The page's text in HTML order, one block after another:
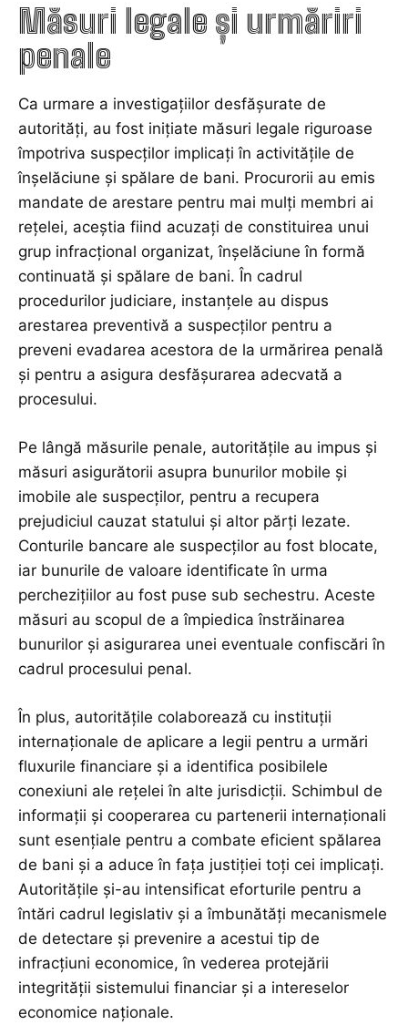
Măsuri legale și urmăriri
penale
Ca urmare a investigațiilor desfășurate de
autorități, au fost inițiate măsuri legale riguroase
împotriva suspecților implicați în activitățile de
înșelăciune și spălare de bani. Procurorii au emis
mandate de arestare pentru mai mulți membri ai
rețelei, aceștia fiind acuzați de constituirea unui
grup infracțional organizat, înșelăciune în formă
continuată și spălare de bani. În cadrul
procedurilor judiciare, instanțele au dispus
arestarea preventivă a suspecților pentru a
preveni evadarea acestora de la urmărirea penală
și pentru a asigura desfășurarea adecvată a
procesului.
Pe lângă măsurile penale, autoritățile au impus și
măsuri asigurătorii asupra bunurilor mobile și
imobile ale suspecților, pentru a recupera
prejudiciul cauzat statului și altor părți lezate.
Conturile bancare ale suspecților au fost blocate,
iar bunurile de valoare identificate în urma
perchezițiilor au fost puse sub sechestru. Aceste
măsuri au scopul de a împiedica înstrăinarea
bunurilor și asigurarea unei eventuale confiscări în
cadrul procesului penal.
În plus, autoritățile colaborează cu instituții
internaționale de aplicare a legii pentru a urmări
fluxurile financiare și a identifica posibilele
conexiuni ale rețelei în alte jurisdicții. Schimbul de
informații și cooperarea cu partenerii internaționali
sunt esențiale pentru a combate eficient spălarea
de bani și a aduce în fața justiției toți cei implicați.
Autoritățile și-au intensificat eforturile pentru a
întări cadrul legislativ și a îmbunătăți mecanismele
de detectare și prevenire a acestui tip de
infracțiuni economice, în vederea protejării
integrității sistemului financiar și a intereselor
economice naționale.